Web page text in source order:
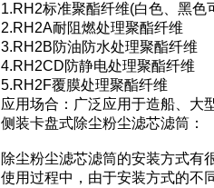
1.RH2标准聚酯纤维(白色、黑色
2.RH2A耐阻燃处理聚酯纤维
3.RH2B防油防水处理聚酯纤维
4.RH2CD防静电处理聚酯纤维
5.RH2F覆膜处理聚酯纤维
应用场合：广泛应用于造船、大
侧装卡盘式除尘粉尘滤芯滤筒：
除尘粉尘滤芯滤筒的安装方式有
使用过程中，由于安装方式的不